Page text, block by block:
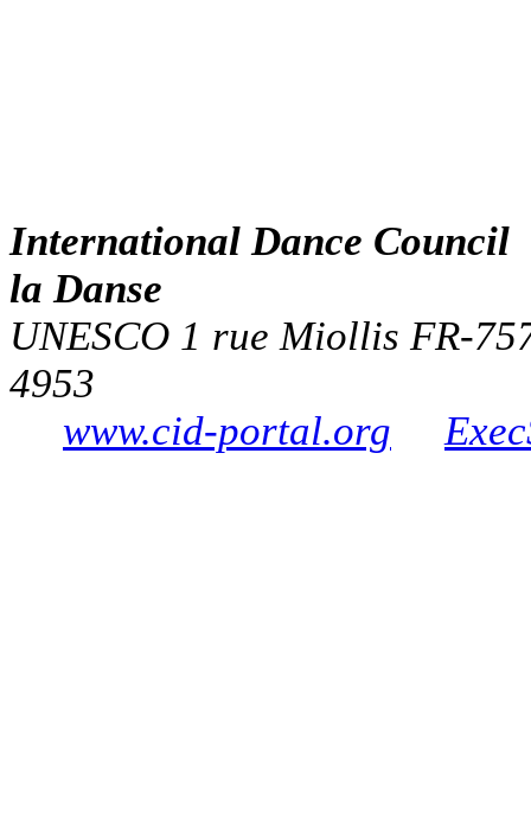
International Dance
la Danse
UNESCO 1 rue Miollis FR-
4953
www.cid-portal.org